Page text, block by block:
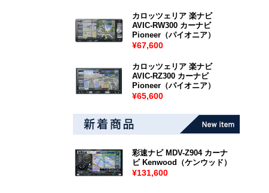
カロッツェリア 楽ナビ
AVIC-RW300 カーナビ
Pioneer（パイオニア）
¥67,600
カロッツェリア 楽ナビ
AVIC-RZ300 カーナビ
Pioneer（パイオニア）
¥65,600
彩速ナビ MDV-Z904 カーナ
ビ Kenwood（ケンウッド）
¥131,600